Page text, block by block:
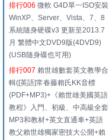
排行006 微軟 G4D單一ISO安裝
WinXP、Server、Vista、7、8
系統隨身硬碟v3 更新至2013.7
月 繁體中文DVD9版(4DVD9)
(USB隨身碟也可用)
排行007 賴世雄數套英文教學合
輯([英語]常春藤賴氏KK音標
(PDF+MP3)+《賴世雄美國英語
教程》入門、初級、中高級全套
MP3和教材+英文直通車+英語
教父賴世雄獨家密技大公開+賴